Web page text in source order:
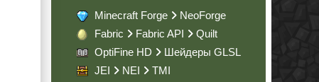
Minecraft Forge
NeoForge
Fabric
Fabric API
Quilt
OptiFine HD
Шейдеры GLSL
JEI
NEI
TMI